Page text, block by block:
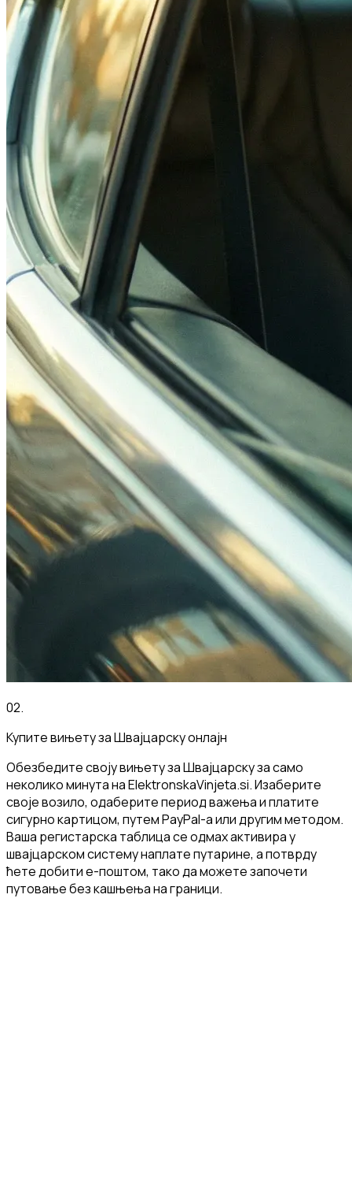
02.
Купите вињету за Швајцарску онлајн
Обезбедите своју вињету за Швајцарску за само
неколико минута на ElektronskaVinjeta.si. Изаберите
своје возило, одаберите период важења и платите
сигурно картицом, путем PayPal-а или другим методом.
Ваша регистарска таблица се одмах активира у
швајцарском систему наплате путарине, а потврду
ћете добити е-поштом, тако да можете започети
путовање без кашњења на граници.